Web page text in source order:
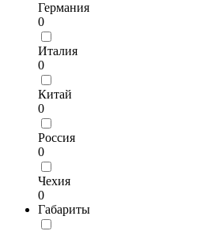
Германия
0
Италия
0
Китай
0
Россия
0
Чехия
0
Габариты